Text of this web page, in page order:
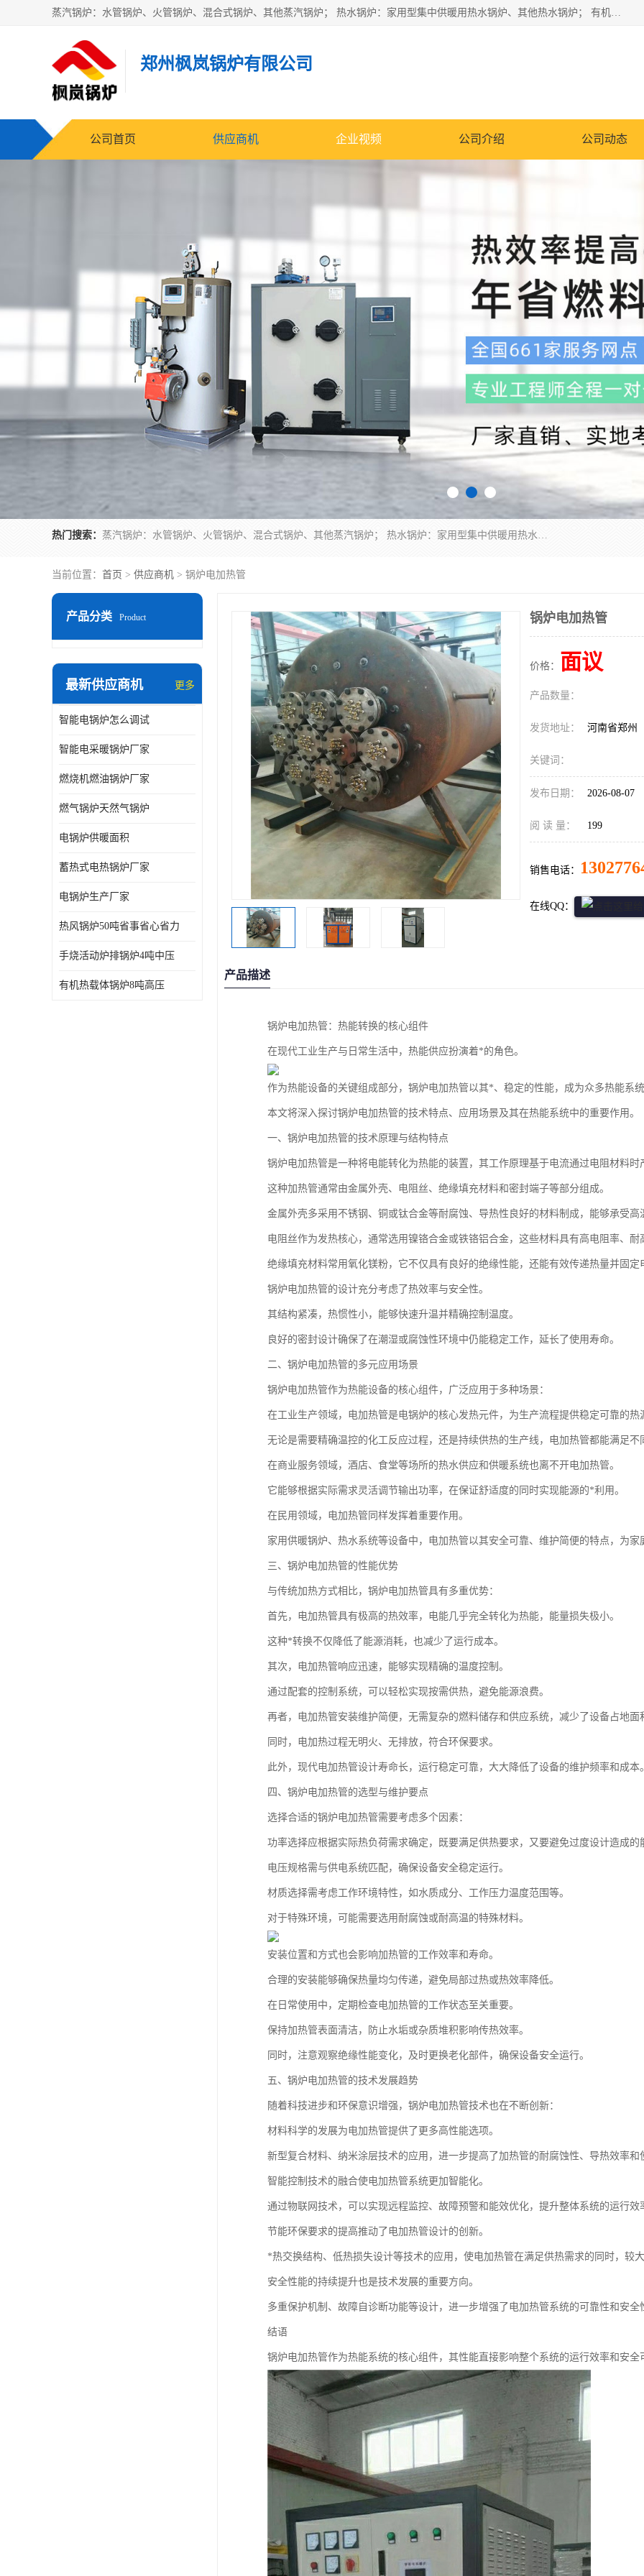
蒸汽锅炉：水管锅炉、火管锅炉、混合式锅炉、其他蒸汽锅炉； 热水锅炉：家用型集中供暖用热水锅炉、其他热水锅炉； 有机热载体锅炉； 船用蒸汽锅炉； （锅炉用辅助设备及装置）蒸汽冷凝器：表面冷凝器、混合式冷凝器、空冷式冷凝器、其他蒸汽冷凝器； 锅炉用辅助设备：节热器、蒸汽收集器、蓄能器、烟垢清除器、气体回收器、泥渣刮除器、空气预热器、其他锅炉用辅助设备；
郑州枫岚锅炉有限公司
公司首页 供应商机 企业视频 公司介绍 公司动态
热门搜索： 蒸汽锅炉：水管锅炉、火管锅炉、混合式锅炉、其他蒸汽锅炉； 热水锅炉：家用型集中供暖用热水锅炉、其他热水锅炉； 有机热载体锅炉； 船用蒸汽锅炉； （锅炉用辅助设备及装置）蒸汽冷凝器：表面冷凝器、混合式冷凝器、空冷式冷凝器、其他蒸汽冷凝器； 锅炉用辅助设备：节热器、蒸汽收集器、蓄能器、烟垢清除器、气体回收器、泥渣刮除器、空气预热器、其他锅炉用辅助设备；
当前位置： 首页 > 供应商机 > 锅炉电加热管
产品分类 Product
最新供应商机 更多
智能电锅炉怎么调试
智能电采暖锅炉厂家
燃烧机燃油锅炉厂家
燃气锅炉天然气锅炉
电锅炉供暖面积
蓄热式电热锅炉厂家
电锅炉生产厂家
热风锅炉50吨省事省心省力
手烧活动炉排锅炉4吨中压
有机热载体锅炉8吨高压
锅炉电加热管
价格： 面议
产品数量：
发货地址： 河南省郑州
关键词：
发布日期： 2026-08-07
阅 读 量： 199
销售电话：
在线QQ：
产品描述
锅炉电加热管：热能转换的核心组件
在现代工业生产与日常生活中，热能供应扮演着*的角色。
作为热能设备的关键组成部分，锅炉电加热管以其*、稳定的性能，成为众多热能系
本文将深入探讨锅炉电加热管的技术特点、应用场景及其在热能系统中的重要作用。
一、锅炉电加热管的技术原理与结构特点
锅炉电加热管是一种将电能转化为热能的装置，其工作原理基于电流通过电阻材料时
这种加热管通常由金属外壳、电阻丝、绝缘填充材料和密封端子等部分组成。
金属外壳多采用不锈钢、铜或钛合金等耐腐蚀、导热性良好的材料制成，能够承受高
电阻丝作为发热核心，通常选用镍铬合金或铁铬铝合金，这些材料具有高电阻率、耐
绝缘填充材料常用氧化镁粉，它不仅具有良好的绝缘性能，还能有效传递热量并固定
锅炉电加热管的设计充分考虑了热效率与安全性。
其结构紧凑，热惯性小，能够快速升温并精确控制温度。
良好的密封设计确保了在潮湿或腐蚀性环境中仍能稳定工作，延长了使用寿命。
二、锅炉电加热管的多元应用场景
锅炉电加热管作为热能设备的核心组件，广泛应用于多种场景：
在工业生产领域，电加热管是电锅炉的核心发热元件，为生产流程提供稳定可靠的热
无论是需要精确温控的化工反应过程，还是持续供热的生产线，电加热管都能满足不
在商业服务领域，酒店、食堂等场所的热水供应和供暖系统也离不开电加热管。
它能够根据实际需求灵活调节输出功率，在保证舒适度的同时实现能源的*利用。
在民用领域，电加热管同样发挥着重要作用。
家用供暖锅炉、热水系统等设备中，电加热管以其安全可靠、维护简便的特点，为
三、锅炉电加热管的性能优势
与传统加热方式相比，锅炉电加热管具有多重优势：
首先，电加热管具有极高的热效率，电能几乎完全转化为热能，能量损失极小。
这种*转换不仅降低了能源消耗，也减少了运行成本。
其次，电加热管响应迅速，能够实现精确的温度控制。
通过配套的控制系统，可以轻松实现按需供热，避免能源浪费。
再者，电加热管安装维护简便，无需复杂的燃料储存和供应系统，减少了设备占地面
同时，电加热过程无明火、无排放，符合环保要求。
此外，现代电加热管设计寿命长，运行稳定可靠，大大降低了设备的维护频率和成本
四、锅炉电加热管的选型与维护要点
选择合适的锅炉电加热管需要考虑多个因素：
功率选择应根据实际热负荷需求确定，既要满足供热要求，又要避免过度设计造成的
电压规格需与供电系统匹配，确保设备安全稳定运行。
材质选择需考虑工作环境特性，如水质成分、工作压力温度范围等。
对于特殊环境，可能需要选用耐腐蚀或耐高温的特殊材料。
安装位置和方式也会影响加热管的工作效率和寿命。
合理的安装能够确保热量均匀传递，避免局部过热或热效率降低。
在日常使用中，定期检查电加热管的工作状态至关重要。
保持加热管表面清洁，防止水垢或杂质堆积影响传热效率。
同时，注意观察绝缘性能变化，及时更换老化部件，确保设备安全运行。
五、锅炉电加热管的技术发展趋势
随着科技进步和环保意识增强，锅炉电加热管技术也在不断创新：
材料科学的发展为电加热管提供了更多高性能选项。
新型复合材料、纳米涂层技术的应用，进一步提高了加热管的耐腐蚀性、导热效率和
智能控制技术的融合使电加热管系统更加智能化。
通过物联网技术，可以实现远程监控、故障预警和能效优化，提升整体系统的运行效
节能环保要求的提高推动了电加热管设计的创新。
*热交换结构、低热损失设计等技术的应用，使电加热管在满足供热需求的同时，较
安全性能的持续提升也是技术发展的重要方向。
多重保护机制、故障自诊断功能等设计，进一步增强了电加热管系统的可靠性和安全
结语
锅炉电加热管作为热能系统的核心组件，其性能直接影响整个系统的运行效率和安全